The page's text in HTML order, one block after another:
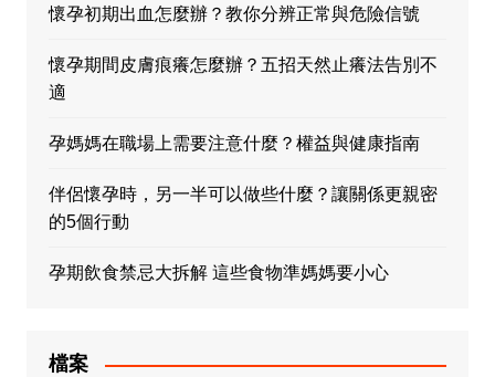
懷孕初期出血怎麼辦？教你分辨正常與危險信號
懷孕期間皮膚痕癢怎麼辦？五招天然止癢法告別不
適
孕媽媽在職場上需要注意什麼？權益與健康指南
伴侶懷孕時，另一半可以做些什麼？讓關係更親密
的5個行動
孕期飲食禁忌大拆解 這些食物準媽媽要小心
檔案